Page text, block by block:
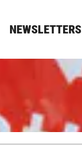
NEWSLETTERS